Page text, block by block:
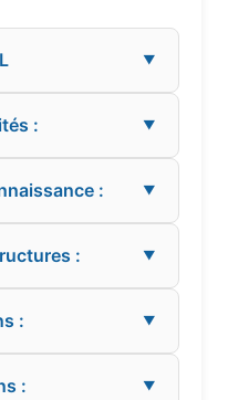
▼
: ▼
: ▼
: ▼
: ▼
: ▼